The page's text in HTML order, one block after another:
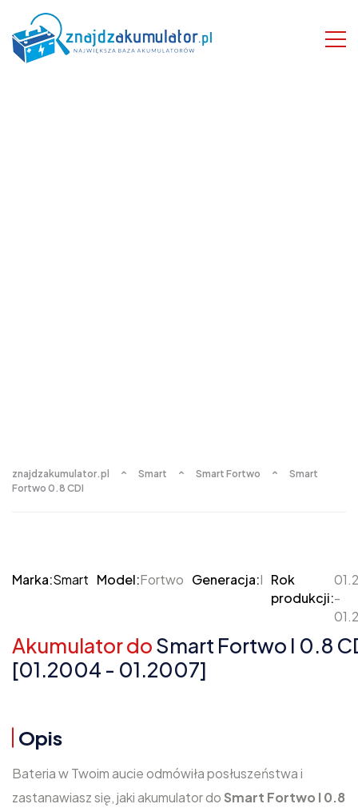
znajdzakumulator.pl Smart Smart Fortwo
Smart
Fortwo 0.8 CDI
Marka:Smart Model:Fortwo Generacja:I Rok
produkcji:-
Akumulator doSmart Fortwo I 0.8
[01.2004 - 01.2007]
Opis
Bateria w Twoim aucie odmówiła posłuszeństwa i
zastanawiasz się, jaki akumulator do Smart Fortwo I 0.8